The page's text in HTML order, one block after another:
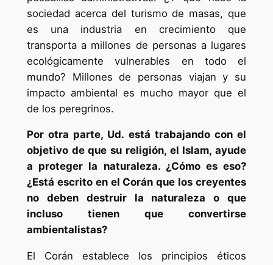
sociedad acerca del turismo de masas, que
es una industria en crecimiento que
transporta a millones de personas a lugares
ecológicamente vulnerables en todo el
mundo? Millones de personas viajan y su
impacto ambiental es mucho mayor que el
de los peregrinos.
Por otra parte, Ud. está trabajando con el
objetivo de que su religión, el Islam, ayude
a proteger la naturaleza. ¿Cómo es eso?
¿Está escrito en el Corán que los creyentes
no deben destruir la naturaleza o que
incluso tienen que convertirse
ambientalistas?
El Corán establece los principios éticos